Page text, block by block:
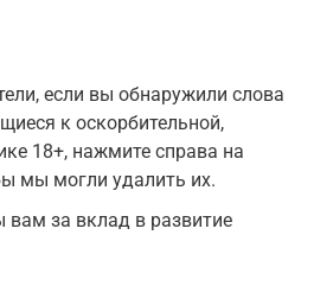
если вы обнаружили слова
к оскорбительной,
18+, нажмите справа на
мы могли удалить их.
за вклад в развитие